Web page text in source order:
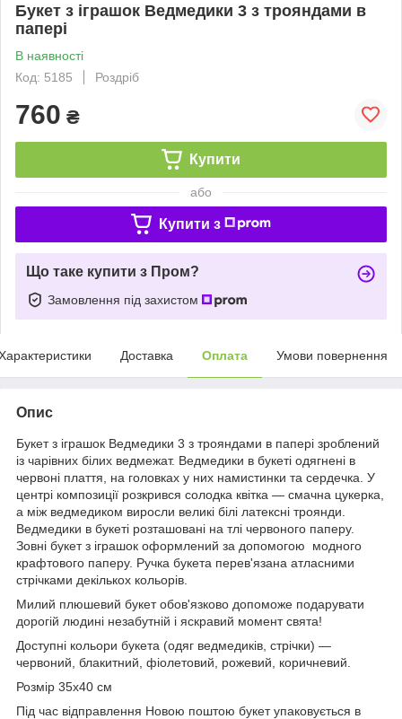
Букет з іграшок Ведмедики 3 з трояндами в
папері
В наявності
Код: 5185
Роздріб
760 ₴
Купити
або
Купити з
Що таке купити з Пром?
Замовлення під захистом
Доставка Оплата Умови повернення
Опис
Букет з іграшок Ведмедики 3 з трояндами в папері зроблений
із чарівних білих ведмежат. Ведмедики в букеті одягнені в
червоні плаття, на головках у них намистинки та сердечка. У
центрі композиції розкрився солодка квітка — смачна цукерка,
а між ведмедиком виросли великі білі латексні троянди.
Ведмедики в букеті розташовані на тлі червоного паперу.
Зовні букет з іграшок оформлений за допомогою модного
крафтового паперу. Ручка букета перев'язана атласними
стрічками декількох кольорів.
Милий плюшевий букет обов'язково допоможе подарувати
дорогій людині незабутній і яскравий момент свята!
Доступні кольори букета (одяг ведмедиків, стрічки) —
червоний, блакитний, фіолетовий, рожевий, коричневий.
Розмір 35х40 см
Під час відправлення Новою поштою букет упаковується в